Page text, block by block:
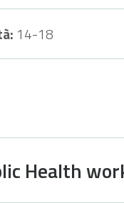
14-18
Health